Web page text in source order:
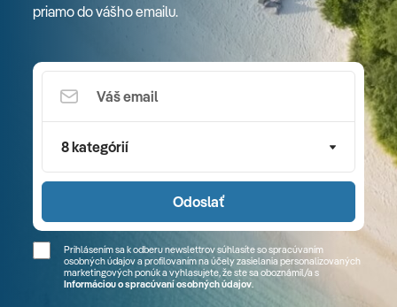
priamo do vášho emailu.
8 kategórií
Odoslať
Prihlásením sa k odberu newslettrov súhlasíte so spracúvaním
osobných údajov a profilovaním na účely zasielania personalizovaných
marketingových ponúk a vyhlasujete, že ste sa oboznámil/a s
Informáciou o spracúvaní osobných údajov.